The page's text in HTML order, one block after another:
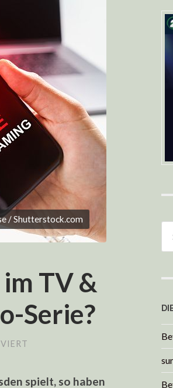
/ Shutterstock.com
TV &
Serie?
IM
spielt, so haben